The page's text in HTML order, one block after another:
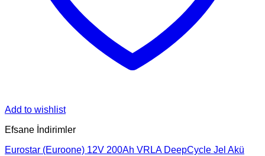
Add to wishlist
Efsane İndirimler
Eurostar (Euroone) 12V 200Ah VRLA DeepCycle Jel Akü